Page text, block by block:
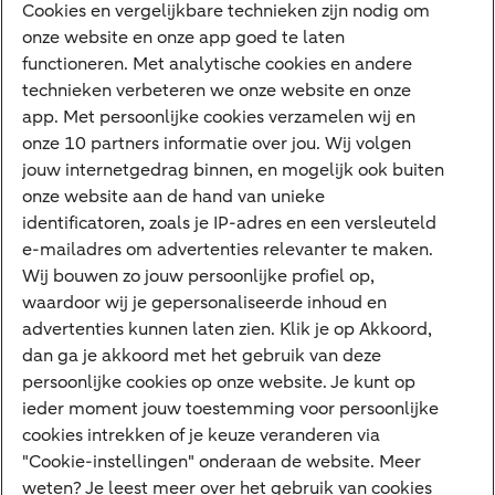
VraagHugo
Corporate Finance
Tikkie zakelijk
Cyber Veilig & Zeker
Private Banking
Interessant
Sectoren & trends
Ondernemersverhalen
Valutacentrum
Alles over PSD2
Business Community
Cookies en vergelijkbare technieken zijn nodig om
onze website en onze app goed te laten
functioneren. Met analytische cookies en andere
technieken verbeteren we onze website en onze
app. Met persoonlijke cookies verzamelen wij en
onze 10 partners informatie over jou. Wij volgen
jouw internetgedrag binnen, en mogelijk ook buiten
onze website aan de hand van unieke
identificatoren, zoals je IP-adres en een versleuteld
e-mailadres om advertenties relevanter te maken.
Wij bouwen zo jouw persoonlijke profiel op,
waardoor wij je gepersonaliseerde inhoud en
advertenties kunnen laten zien. Klik je op Akkoord,
dan ga je akkoord met het gebruik van deze
persoonlijke cookies op onze website. Je kunt op
ieder moment jouw toestemming voor persoonlijke
cookies intrekken of je keuze veranderen via
"Cookie-instellingen" onderaan de website. Meer
weten? Je leest meer over het gebruik van cookies